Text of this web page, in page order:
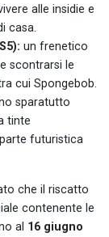
alle insidie e
casa.
un frenetico
scontrarsi le
cui Spongebob.
sparatutto
tinte
futuristica
che il riscatto
contenente le
al 16 giugno